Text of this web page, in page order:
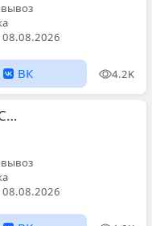
08.08.2026
ВК 4.2K
Антон Корпус б. 2В-05. Садовод
08.08.2026